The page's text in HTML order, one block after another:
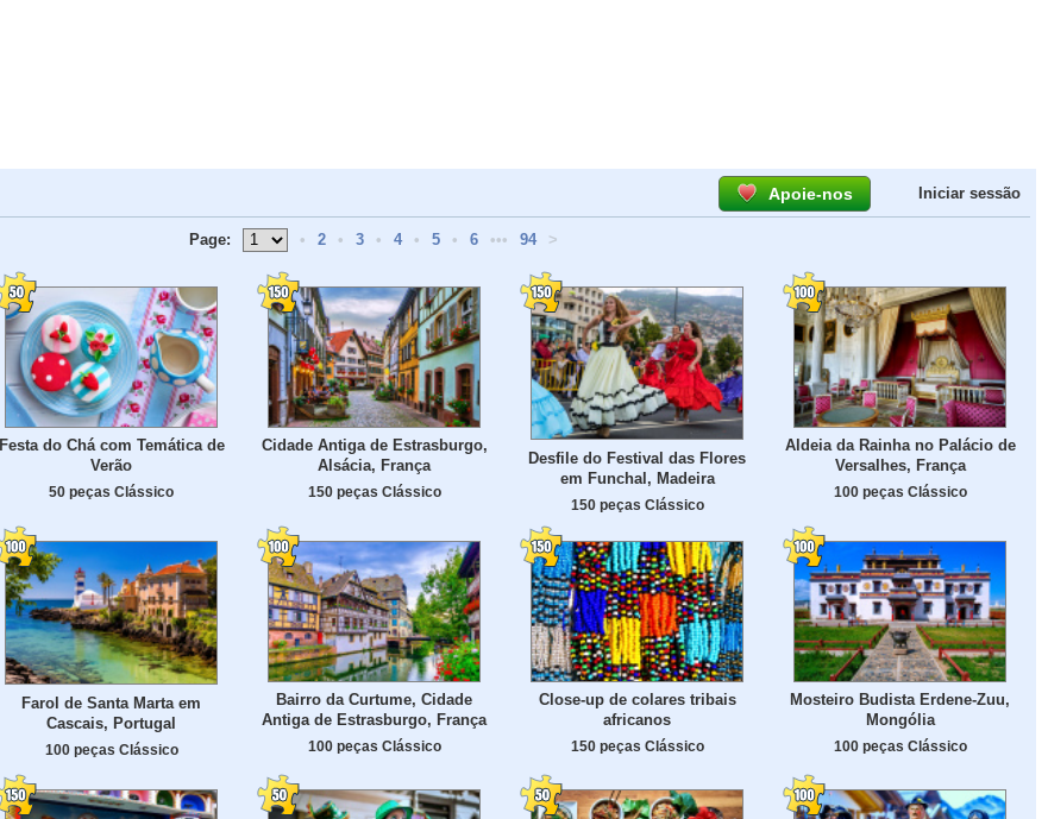
Apoie-nos Iniciar sessão
Page: • 2 • 3 • 4 • 5 • 6 ••• 94 >
Festa do Chá com Temática de
Verão
50 peças Clássico
Cidade Antiga de Estrasburgo,
Alsácia, França
150 peças Clássico
Desfile do Festival das Flores
em Funchal, Madeira
150 peças Clássico
Aldeia da Rainha no Palácio de
Versalhes, França
100 peças Clássico
Farol de Santa Marta em
Cascais, Portugal
100 peças Clássico
Bairro da Curtume, Cidade
Antiga de Estrasburgo, França
100 peças Clássico
Close-up de colares tribais
africanos
150 peças Clássico
Mosteiro Budista Erdene-Zuu,
Mongólia
100 peças Clássico